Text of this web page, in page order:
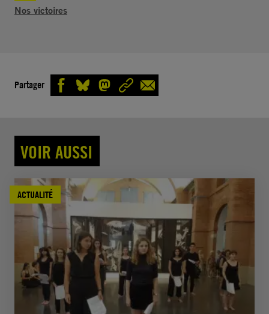
Nos victoires
Partager
VOIR AUSSI
ACTUALITÉ